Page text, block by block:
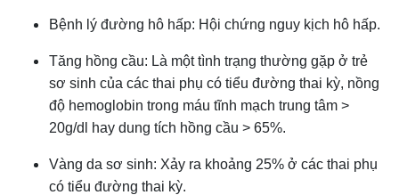
Bệnh lý đường hô hấp: Hội chứng nguy kịch hô hấp.
Tăng hồng cầu: Là một tình trạng thường gặp ở trẻ
sơ sinh của các thai phụ có tiểu đường thai kỳ, nồng
độ hemoglobin trong máu tĩnh mạch trung tâm >
20g/dl hay dung tích hồng cầu > 65%.
Vàng da sơ sinh: Xảy ra khoảng 25% ở các thai phụ
có tiểu đường thai kỳ.